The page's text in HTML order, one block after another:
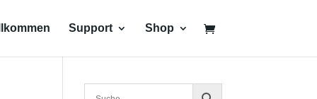
Support Shop